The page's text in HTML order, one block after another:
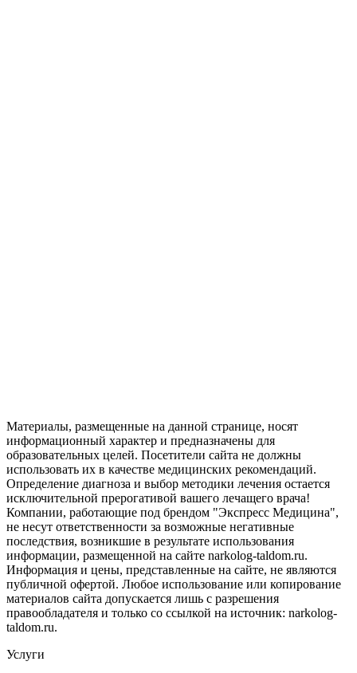
Материалы, размещенные на данной странице, носят
информационный характер и предназначены для
образовательных целей. Посетители сайта не должны
использовать их в качестве медицинских рекомендаций.
Определение диагноза и выбор методики лечения остается
исключительной прерогативой вашего лечащего врача!
Компании, работающие под брендом "Экспресс Медицина",
не несут ответственности за возможные негативные
последствия, возникшие в результате использования
информации, размещенной на сайте narkolog-taldom.ru.
Информация и цены, представленные на сайте, не являются
публичной офертой. Любое использование или копирование
материалов сайта допускается лишь с разрешения
правообладателя и только со ссылкой на источник: narkolog-
taldom.ru.
Услуги